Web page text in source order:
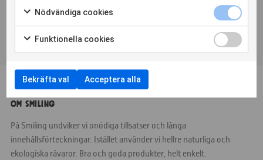
Om Smiling
På Smiling undviker vi onödiga tillsatser och långa
innehållsförteckningar. Istället använder vi hellre naturliga och
ekologiska råvaror. Bra och goda produkter, helt enkelt.
Nödvändiga cookies
Funktionella cookies
Bekräfta val Acceptera alla